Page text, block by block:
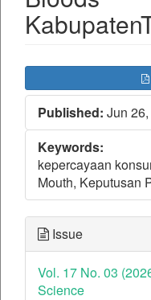
Published: Jun
Keywords:
kepercayaan
Mouth, Keputusan
Issue
Vol. 17 No. 03
Science